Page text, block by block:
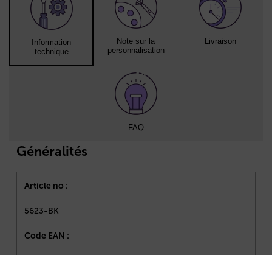
Information
technique
Note sur la
personnalisation
Livraison
FAQ
Généralités
Article no :
5623-BK
Code EAN :